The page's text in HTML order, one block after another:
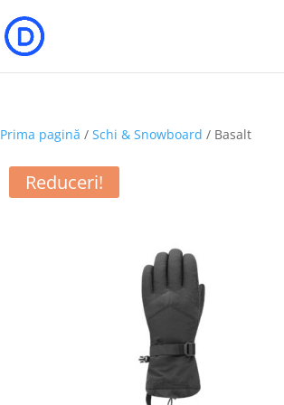
Prima pagină /Schi & Snowboard / Basalt
Reduceri!